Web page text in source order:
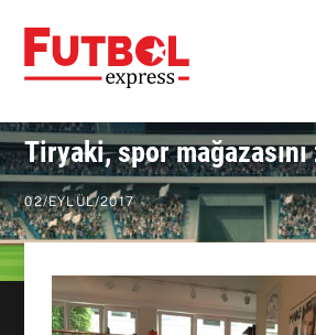
content
Tiryaki, spor
02/EYLÜL/2017